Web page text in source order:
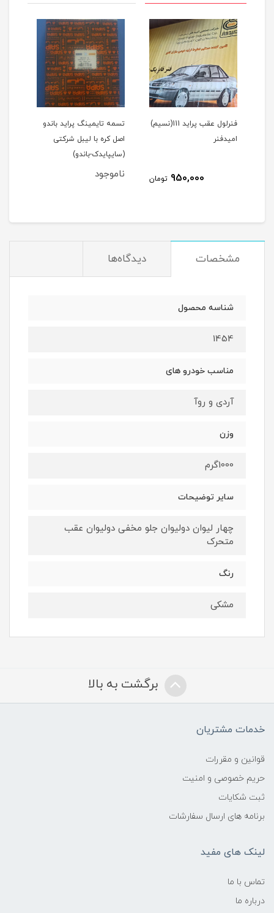
فنرلول عقب پراید 111(نسیم)
امیدفنر
950,000 تومان
تسمه تایمینگ پراید باندو
اصل کره با لیبل شرکتی
(سایپایدک-باندو)
ناموجود
مشخصات دیدگاه‌ها
شناسه محصول
1454
مناسب خودرو های
آردی و روآ
وزن
1000گرم
سایر توضیحات
چهار لیوان دولیوان جلو مخفی دولیوان عقب
متحرک
رنگ
مشکی
برگشت به بالا
خدمات مشتریان
قوانین و مقررات
حریم خصوصی و امنیت
ثبت شکایات
برنامه های ارسال سفارشات
لینک های مفید
تماس با ما
درباره ما